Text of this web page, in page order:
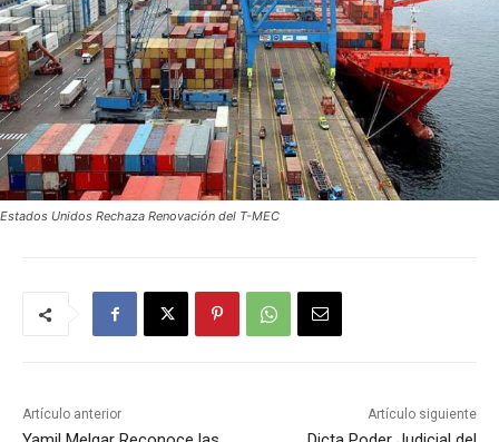
Estados Unidos Rechaza Renovación del T-MEC
Artículo anterior Artículo siguiente